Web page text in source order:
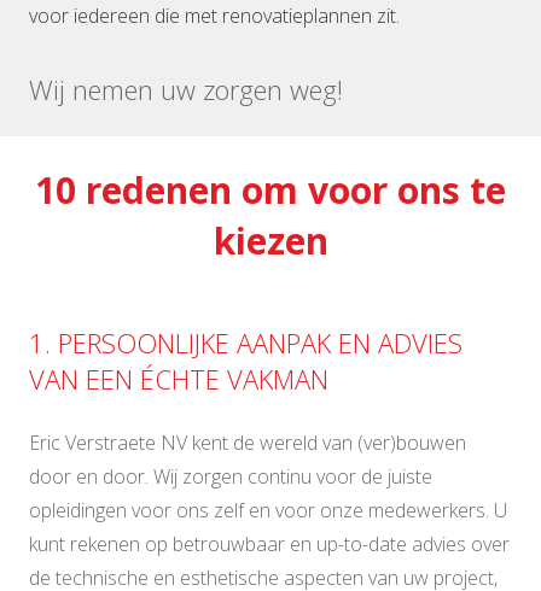
voor iedereen die met renovatieplannen zit.
Wij nemen uw zorgen weg!
10 redenen om voor ons te
kiezen
1. PERSOONLIJKE AANPAK EN ADVIES
VAN EEN ÉCHTE VAKMAN
Eric Verstraete NV kent de wereld van (ver)bouwen
door en door. Wij zorgen continu voor de juiste
opleidingen voor ons zelf en voor onze medewerkers. U
kunt rekenen op betrouwbaar en up-to-date advies over
de technische en esthetische aspecten van uw project,